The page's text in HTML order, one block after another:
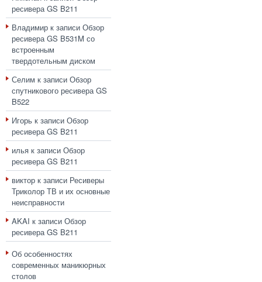
ресивера GS B211
Владимир к записи Обзор
ресивера GS B531M со
встроенным
твердотельным диском
Селим к записи Обзор
спутникового ресивера GS
B522
Игорь к записи Обзор
ресивера GS B211
илья к записи Обзор
ресивера GS B211
виктор к записи Ресиверы
Триколор ТВ и их основные
неисправности
AKAI к записи Обзор
ресивера GS B211
Об особенностях
современных маникюрных
столов